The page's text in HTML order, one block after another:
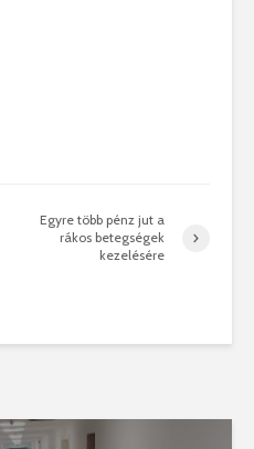
Egyre több pénz jut a
rákos betegségek
kezelésére